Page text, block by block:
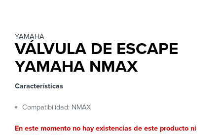
YAMAHA
VÁLVULA DE ESCAPE
YAMAHA NMAX
Características
Compatibilidad: NMAX
En este momento no hay existencias de este producto ni